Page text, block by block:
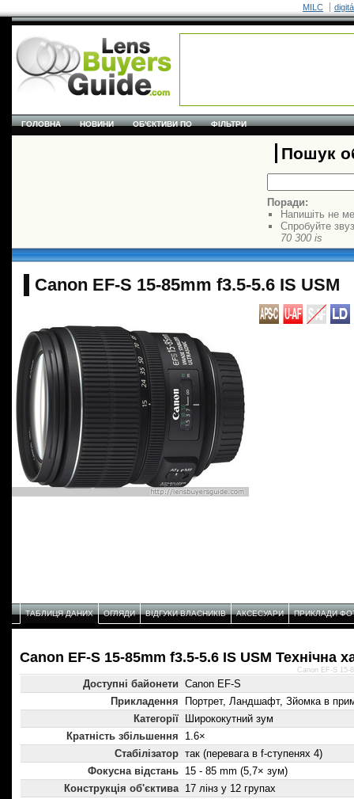
MILC
ГОЛОВНА НОВИНИ ОБ'ЄКТИВИ ПО ФІЛЬТРИ
Пошук
Поради:
Напишіть не
Спробуйте
70 300 is
Canon EF-S 15-85mm f3.5-5.6 IS USM
ТАБЛИЦЯ ДАНИХ ОГЛЯДИ ВІДГУКИ ВЛАСНИКІВ АКСЕСУАРИ ПРИКЛАДИ
Canon EF-S 15-85mm f3.5-5.6 IS USM Технічнa
Доступні байонети Canon EF-S
Прикладення
Портрет, Ландшафт, Зйомка в
Категорії
Ширококутний зум
Кратність збільшення
1.6×
Стабілізатор так (перевага в f-ступенях 4)
Фокусна відстань 15 - 85 mm (5,7× зум)
Конструкція об'єктива 17 лінз у 12 групах
Canon EF-S 15-